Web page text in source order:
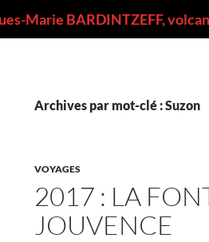
Marie BARDINTZEFF,
Archives par mot-clé : Suzon
VOYAGES
2017 : LA
JOUVENCE